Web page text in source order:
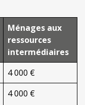
Ménages aux
ressources
intermédiaires
4 000 €
4 000 €